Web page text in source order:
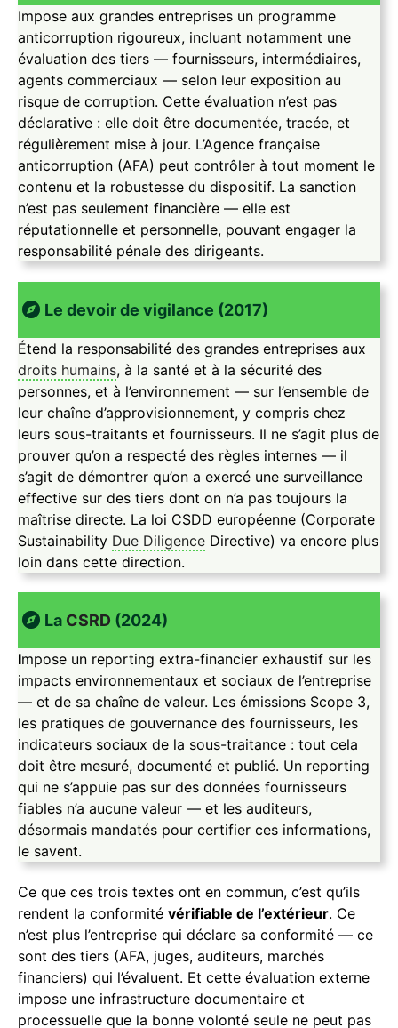
Impose aux grandes entreprises un programme
anticorruption rigoureux, incluant notamment une
évaluation des tiers — fournisseurs, intermédiaires,
agents commerciaux — selon leur exposition au
risque de corruption. Cette évaluation n’est pas
déclarative : elle doit être documentée, tracée, et
régulièrement mise à jour. L’Agence française
anticorruption (AFA) peut contrôler à tout moment le
contenu et la robustesse du dispositif. La sanction
n’est pas seulement financière — elle est
réputationnelle et personnelle, pouvant engager la
responsabilité pénale des dirigeants.
Le devoir de vigilance (2017)
Étend la responsabilité des grandes entreprises aux
droits humains, à la santé et à la sécurité des
personnes, et à l’environnement — sur l’ensemble de
leur chaîne d’approvisionnement, y compris chez
leurs sous-traitants et fournisseurs. Il ne s’agit plus de
prouver qu’on a respecté des règles internes — il
s’agit de démontrer qu’on a exercé une surveillance
effective sur des tiers dont on n’a pas toujours la
maîtrise directe. La loi CSDD européenne (Corporate
Sustainability Due Diligence Directive) va encore plus
loin dans cette direction.
La CSRD (2024)
Impose un reporting extra-financier exhaustif sur les
impacts environnementaux et sociaux de l’entreprise
— et de sa chaîne de valeur. Les émissions Scope 3,
les pratiques de gouvernance des fournisseurs, les
indicateurs sociaux de la sous-traitance : tout cela
doit être mesuré, documenté et publié. Un reporting
qui ne s’appuie pas sur des données fournisseurs
fiables n’a aucune valeur — et les auditeurs,
désormais mandatés pour certifier ces informations,
le savent.
Ce que ces trois textes ont en commun, c’est qu’ils
rendent la conformité vérifiable de l’extérieur. Ce
n’est plus l’entreprise qui déclare sa conformité — ce
sont des tiers (AFA, juges, auditeurs, marchés
financiers) qui l’évaluent. Et cette évaluation externe
impose une infrastructure documentaire et
processuelle que la bonne volonté seule ne peut pas